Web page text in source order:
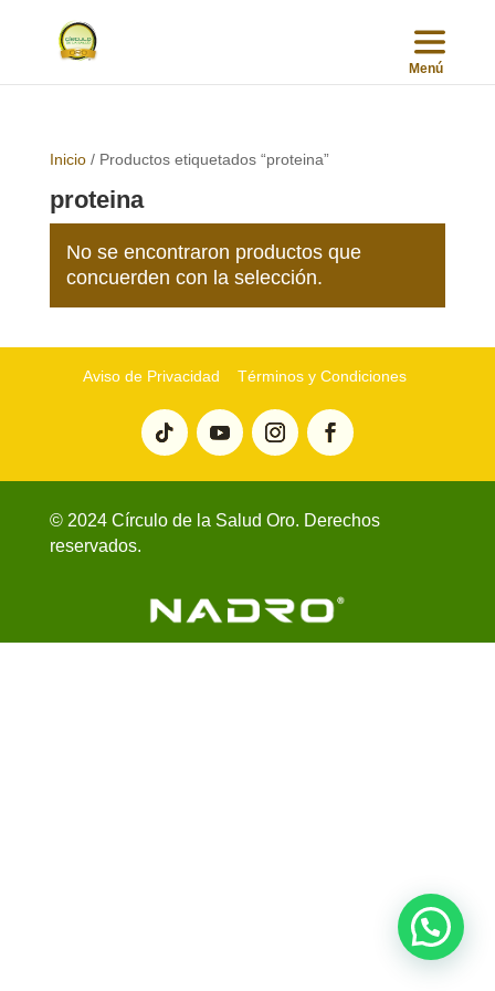
Inicio/ Productos etiquetados “proteina”
proteina
No se encontraron productos que
concuerden con la selección.
Aviso de Privacidad Términos y Condiciones
© 2024 Círculo de la Salud Oro. Derechos
reservados.